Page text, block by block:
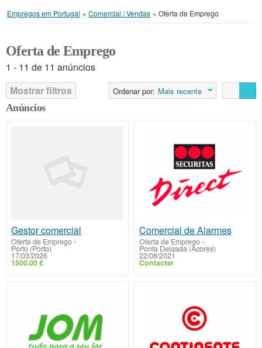
Empregos em Portugal » Comercial / Vendas » Oferta de Emprego
Oferta de Emprego
1 - 11 de 11 anúncios
Mostrar filtros
Ordenar por: Mais recente
Anúncios
Gestor comercial
Oferta de Emprego-
Porto (Porto)
17/03/2026
1500.00 €
Comercial de Alarmes
Oferta de Emprego-
Ponta Delgada (Açores)
22/08/2021
Contactar